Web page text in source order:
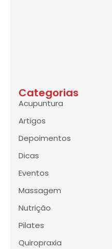
Categorias
Acupuntura
Artigos
Depoimentos
Dicas
Eventos
Massagem
Nutrição
Pilates
Quiropraxia